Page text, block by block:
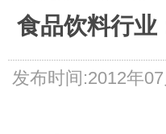
食品饮料行业
发布时间:2012年